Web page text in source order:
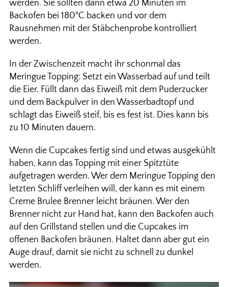
werden. Sie sollten dann etwa 20 Minuten im
Backofen bei 180°C backen und vor dem
Rausnehmen mit der Stäbchenprobe kontrolliert
werden.
In der Zwischenzeit macht ihr schonmal das
Meringue Topping: Setzt ein Wasserbad auf und teilt
die Eier. Füllt dann das Eiweiß mit dem Puderzucker
und dem Backpulver in den Wasserbadtopf und
schlagt das Eiweiß steif, bis es fest ist. Dies kann bis
zu 10 Minuten dauern.
Wenn die Cupcakes fertig sind und etwas ausgekühlt
haben, kann das Topping mit einer Spitztüte
aufgetragen werden. Wer dem Meringue Topping den
letzten Schliff verleihen will, der kann es mit einem
Creme Brulee Brenner leicht bräunen. Wer den
Brenner nicht zur Hand hat, kann den Backofen auch
auf den Grillstand stellen und die Cupcakes im
offenen Backofen bräunen. Haltet dann aber gut ein
Auge drauf, damit sie nicht zu schnell zu dunkel
werden.